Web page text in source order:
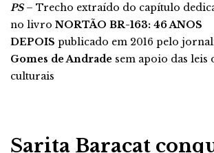
PS– Trecho extraído do capítulo
no livro NORTÃO BR-163: 46 ANOS
DEPOIS publicado em 2016 pelo
Gomes de Andrade sem apoio das leis
culturais
Sarita Baracat